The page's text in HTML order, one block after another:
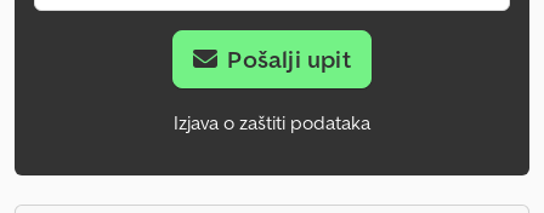
Pošalji upit
Izjava o zaštiti podataka